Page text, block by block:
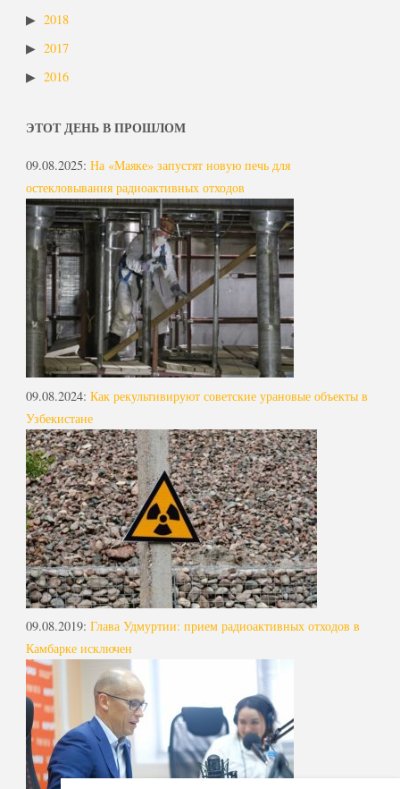
2018
2017
2016
ЭТОТ ДЕНЬ В ПРОШЛОМ
09.08.2025: На «Маяке» запустят новую печь для
остекловывания радиоактивных отходов
09.08.2024: Как рекультивируют советские урановые объекты в
Узбекистане
09.08.2019: Глава Удмуртии: прием радиоактивных отходов в
Камбарке исключен